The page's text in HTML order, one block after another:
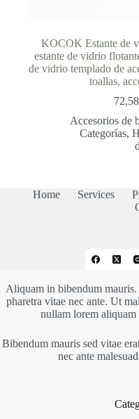
KOCOK Estante de
estante de vidrio
de vidrio templado de
toallas,
72,58
Accesorios de
Categorías,
Home Services
Aliquam in bibendum
pharetra vitae nec ante. Ut
nullam lorem aliquam
Bibendum mauris sed vitae
nec ante